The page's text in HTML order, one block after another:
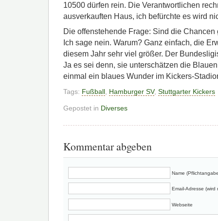
10500 dürfen rein. Die Verantwortlichen
ausverkauften Haus, ich befürchte es wird
Die offenstehende Frage: Sind die
Ich sage nein. Warum? Ganz einfach, die
diesem Jahr sehr viel größer. Der
Ja es sei denn, sie unterschätzen die
einmal ein blaues Wunder im Kickers-
Tags: Fußball Hamburger SV, Stuttgarter Kickers
Gepostet in Diverses
Kommentar abgeben
Name
Email-Adresse
Webseite